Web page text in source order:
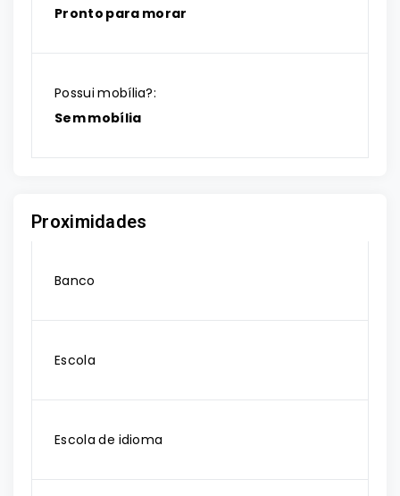
Pronto para morar
Possui mobília?:
Sem mobília
Proximidades
Banco
Escola
Escola de idioma